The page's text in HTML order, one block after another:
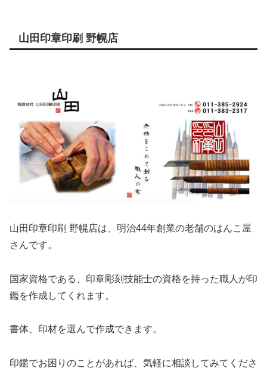
山田印章印刷 野幌店
山田印章印刷 野幌店は、明治44年創業の老舗のはんこ屋
さんです。
国家資格である、印章彫刻技能士の資格を持った職人が印
鑑を作成してくれます。
書体、印材を選んで作成できます。
印鑑でお困りのことがあれば、気軽に相談してみてくださ